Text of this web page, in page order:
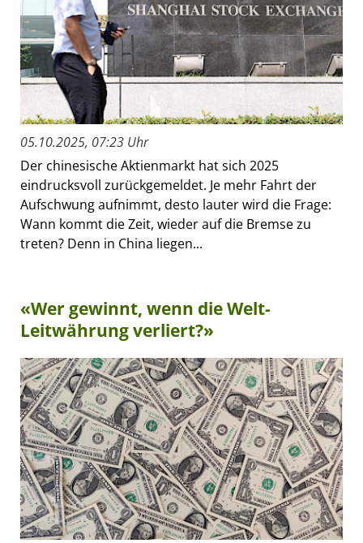
05.10.2025, 07:23 Uhr
Der chinesische Aktienmarkt hat sich 2025
eindrucksvoll zurückgemeldet. Je mehr Fahrt der
Aufschwung aufnimmt, desto lauter wird die Frage:
Wann kommt die Zeit, wieder auf die Bremse zu
treten? Denn in China liegen...
«Wer gewinnt, wenn die Welt-
Leitwährung verliert?»